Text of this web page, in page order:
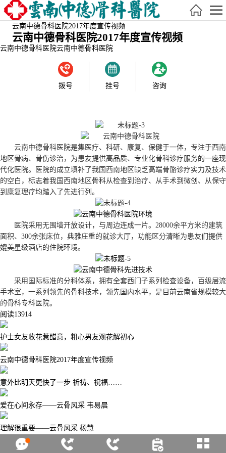
云南中德骨科医院2017年度宣传视频
云南中德骨科医院2017年度宣传视频
云南中德骨科医院云南中德骨科医院
拨号 挂号 咨询
云南中德骨科医院是集医疗、科研、康复、保健于一体，专注于西南
地区骨病、骨伤诊治，为患友提供高品质、专业化骨科诊疗服务的一座现
代化医院。医院的成立填补了我国西南地区缺乏高端骨骼诊疗实力及技术
的空白，标志着我国西南地区骨科从检查到治疗、从手术到微创、从保守
到康复理疗均踏入了先进行列。
医院采用无围墙开放设计，与周边连成一片。28000余平方米的建筑
面积、300余张床位，典雅庄重的就诊大厅，功能区分清晰为患友们提供
媲美星级酒店的住院环境。
采用国际标准的分科体系，拥有全套西门子系列检查设备，百级层流
手术室，一系列领先的骨科技术，领先国内水平，是目前云南省规模较大
的骨科专科医院。
阅读13914
护士女友收花惹醋意，粗心男友观花解初心
云南中德骨科医院2017年度宣传视频
意外比明天更快了一步 祈祷、祝福……
爱在心间永存——云骨风采 韦易晨
理解很重要——云骨风采 杨慧